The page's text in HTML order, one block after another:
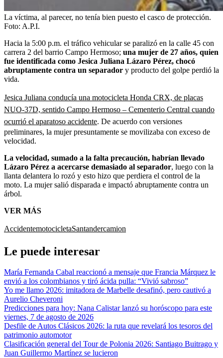
La víctima, al parecer, no tenía bien puesto el casco de protección.
Foto: A.P.I.
Hacia la 5:00 p.m. el tráfico vehicular se paralizó en la calle 45 con
carrera 2 del barrio Campo Hermoso; una mujer de 27 años, quien
fue identificada como Jesica Juliana Lázaro Pérez, chocó
abruptamente contra un separador y producto del golpe perdió la
vida.
Jesica Juliana conducía una motocicleta Honda CRX, de placas
NUO-37D, sentido Campo Hermoso – Cementerio Central cuando
ocurrió el aparatoso accidente. De acuerdo con versiones
preliminares, la mujer presuntamente se movilizaba con exceso de
velocidad.
La velocidad, sumado a la falta precaución, habrían llevado
Lázaro Pérez a acercarse demasiado al separador, luego con la
llanta delantera lo rozó y esto hizo que perdiera el control de la
moto. La mujer salió disparada e impactó abruptamente contra un
árbol.
VER MÁS
AccidentemotocicletaSantandercamion
Le puede interesar
María Fernanda Cabal reaccionó a mensaje que Francia Márquez le
envió a los colombianos y tiró ácida pulla: “Vivió sabroso”
Yo me llamo 2026: imitadora de Marbelle desafinó, pero cautivó a
Aurelio Cheveroni
Predicciones para hoy: Nana Calistar lanzó su horóscopo para este
viernes, 7 de agosto de 2026
Desfile de Autos Clásicos 2026: la ruta que revelará los tesoros del
patrimonio automotor
Clasificación general del Tour de Polonia 2026: Santiago Buitrago y
Juan Guillermo Martínez se lucieron